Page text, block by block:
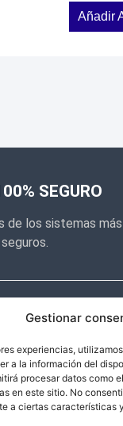
Gestionar
experiencias,
a la información del
procesar datos como
en este sitio. No
a ciertas características
Añadir
SEGURO
de los sistemas más
seguros.
no dar mucho
importantes.